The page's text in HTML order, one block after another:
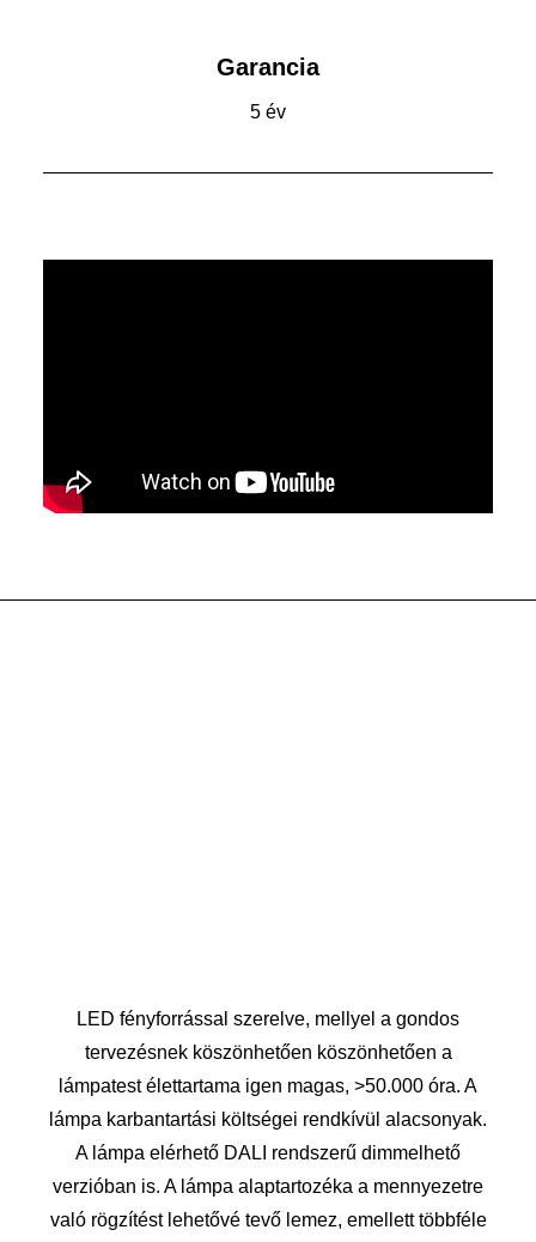
Garancia
5 év
LED fényforrással szerelve, mellyel a gondos
tervezésnek köszönhetően köszönhetően a
lámpatest élettartama igen magas, >50.000 óra. A
lámpa karbantartási költségei rendkívül alacsonyak.
A lámpa elérhető DALI rendszerű dimmelhető
verzióban is. A lámpa alaptartozéka a mennyezetre
való rögzítést lehetővé tevő lemez, emellett többféle